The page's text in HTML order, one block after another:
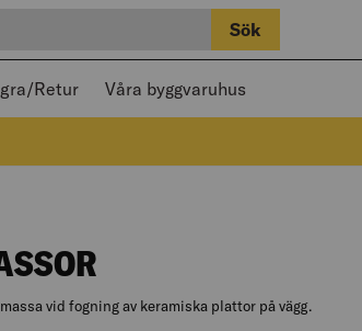
Sök
Retur Våra byggvaruhus
vid fogning av keramiska plattor på vägg.